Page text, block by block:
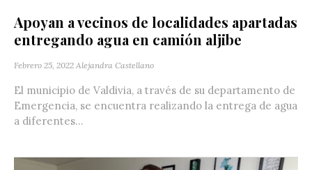
Apoyan a vecinos de localidades apartadas
entregando agua en camión aljibe
Febrero 25, 2022 Alejandra Castellano
El municipio de Valdivia, a través de su departamento de
Emergencia, se encuentra realizando la entrega de agua
a diferentes...